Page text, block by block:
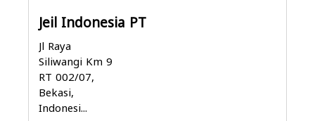
Jeil Indonesia PT
Jl Raya
Siliwangi Km 9
RT 002/07,
Bekasi,
Indonesi...